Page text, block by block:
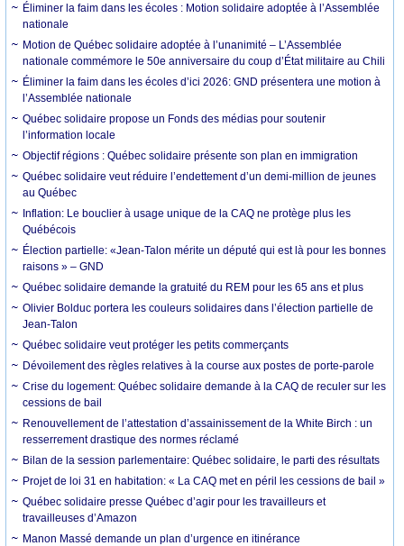
Éliminer la faim dans les écoles : Motion solidaire adoptée à l’Assemblée
nationale
Motion de Québec solidaire adoptée à l’unanimité – L’Assemblée
nationale commémore le 50e anniversaire du coup d’État militaire au Chili
Éliminer la faim dans les écoles d’ici 2026: GND présentera une motion à
l’Assemblée nationale
Québec solidaire propose un Fonds des médias pour soutenir
l’information locale
Objectif régions : Québec solidaire présente son plan en immigration
Québec solidaire veut réduire l’endettement d’un demi-million de jeunes
au Québec
Inflation: ­Le bouclier à usage unique de la CAQ ne protège plus les
Québécois
Élection partielle: «Jean-Talon mérite un député qui est là pour les bonnes
raisons » – GND
Québec solidaire demande la gratuité du REM pour les 65 ans et plus
Olivier Bolduc portera les couleurs solidaires dans l’élection partielle de
Jean-Talon
Québec solidaire veut protéger les petits commerçants
Dévoilement des règles relatives à la course aux postes de porte-parole
Crise du logement: Québec solidaire demande à la CAQ de reculer sur les
cessions de bail
Renouvellement de l’attestation d’assainissement de la White Birch : un
resserrement drastique des normes réclamé
Bilan de la session parlementaire: Québec solidaire, le parti des résultats
Projet de loi 31 en habitation: « La CAQ met en péril les cessions de bail »
Québec solidaire presse Québec d’agir pour les travailleurs et
travailleuses d’Amazon
Manon Massé demande un plan d’urgence en itinérance